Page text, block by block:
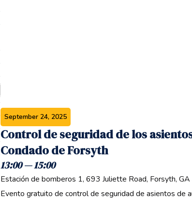
September 24, 2025
Control de seguridad de los
Condado de Forsyth ‍
13:00 — 15:00 ‍
Estación de bomberos 1, 693 Juliette Road, Forsyth,
Evento gratuito de control de seguridad de asientos de